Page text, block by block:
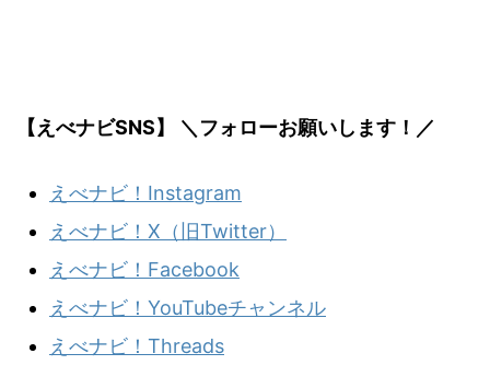
【えべナビSNS】 ＼フォローお願いします！／
えべナビ！Instagram
えべナビ！X（旧Twitter）
えべナビ！Facebook
えべナビ！YouTubeチャンネル
えべナビ！Threads